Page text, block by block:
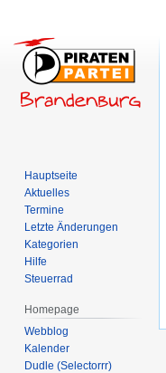
Hauptseite
Aktuelles
Termine
Letzte Änderungen
Kategorien
Hilfe
Steuerrad
Homepage
Webblog
Kalender
Dudle (Selectorrr)